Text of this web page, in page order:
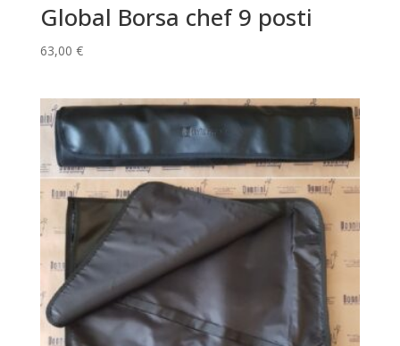
Global Borsa chef 9 posti
63,00 €